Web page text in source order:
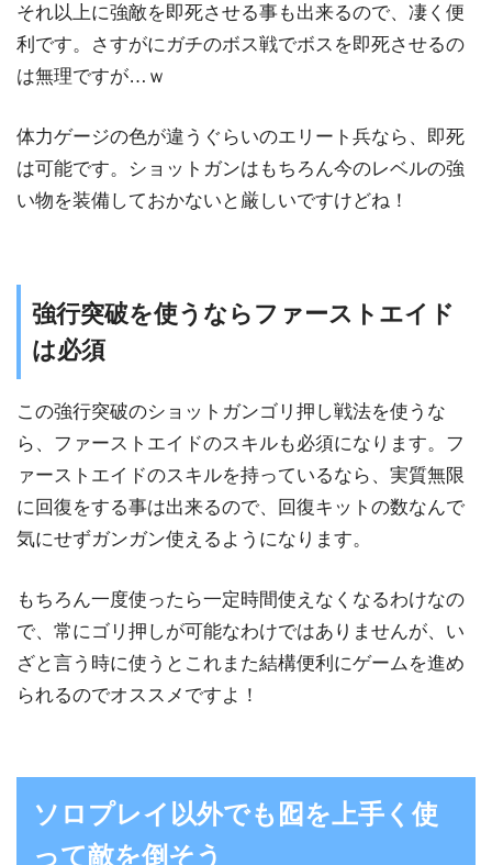
それ以上に強敵を即死させる事も出来るので、凄く便
利です。さすがにガチのボス戦でボスを即死させるの
は無理ですが…ｗ
体力ゲージの色が違うぐらいのエリート兵なら、即死
は可能です。ショットガンはもちろん今のレベルの強
い物を装備しておかないと厳しいですけどね！
強行突破を使うならファーストエイド
は必須
この強行突破のショットガンゴリ押し戦法を使うな
ら、ファーストエイドのスキルも必須になります。フ
ァーストエイドのスキルを持っているなら、実質無限
に回復をする事は出来るので、回復キットの数なんで
気にせずガンガン使えるようになります。
もちろん一度使ったら一定時間使えなくなるわけなの
で、常にゴリ押しが可能なわけではありませんが、い
ざと言う時に使うとこれまた結構便利にゲームを進め
られるのでオススメですよ！
ソロプレイ以外でも囮を上手く使
って敵を倒そう